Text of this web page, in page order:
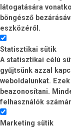
látogatására
böngésző
eszközéről.
Statisztikai sütik
A statisztikai célú
gyűjtsünk azzal
weboldalunkat.
beazonosítani.
felhasználók
Marketing sütik